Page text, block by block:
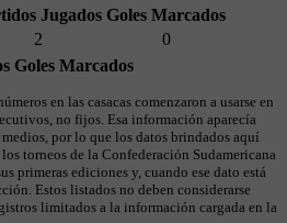
Jugados Goles Marcados
2
0
Goles Marcados
en las casacas comenzaron a usarse en
no fijos. Esa información aparecía
por lo que los datos brindados aquí
torneos de la Confederación Sudamericana
primeras ediciones y, cuando ese dato está
Estos listados no deben considerarse
limitados a la información cargada en la